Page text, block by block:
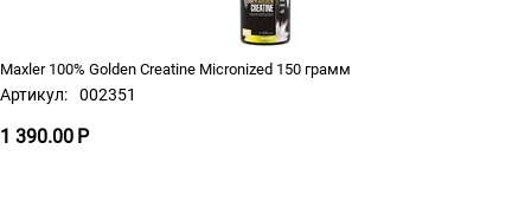
Maxler 100% Golden Creatine Micronized 150 грамм
Артикул: 002351
1 390.00 Р